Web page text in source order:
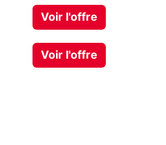
Voir l'offre
Voir l'offre